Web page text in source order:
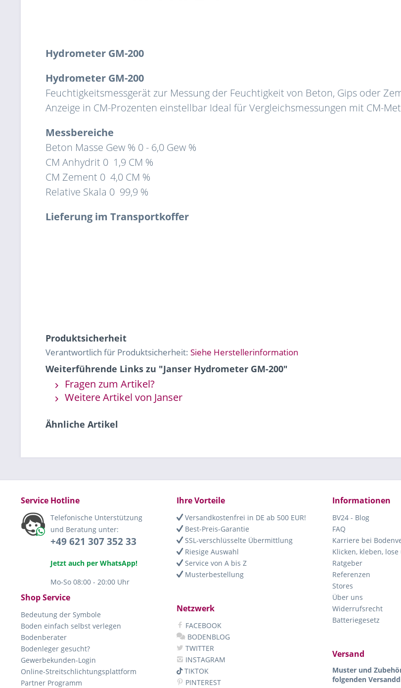
Hydrometer GM-200
Hydrometer GM-200
Feuchtigkeitsmessgerät zur Messung der Feuchtigkeit von Beton, Gips oder
Anzeige in CM-Prozenten einstellbar Ideal für Vergleichsmessungen mit CM-
Messbereiche
Beton Masse Gew % 0 - 6,0 Gew %
CM Anhydrit 0  1,9 CM %
CM Zement 0  4,0 CM %
Relative Skala 0  99,9 %
Lieferung im Transportkoffer
Produktsicherheit
Verantwortlich für Produktsicherheit: Siehe Herstellerinformation
Weiterführende Links zu "Janser Hydrometer GM-200"
Fragen zum Artikel?
Weitere Artikel von Janser
Ähnliche Artikel
Service Hotline
Telefonische Unterstützung
und Beratung unter:
+49 621 307 352 33
Jetzt auch per WhatsApp!
Mo-So 08:00 - 20:00 Uhr
Shop Service
Bedeutung der Symbole
Boden einfach selbst verlegen
Bodenberater
Bodenleger gesucht?
Gewerbekunden-Login
Online-Streitschlichtungsplattform
Partner Programm
Ihre Vorteile
Versandkostenfrei in DE ab 500 EUR!
Best-Preis-Garantie
SSL-verschlüsselte Übermittlung
Riesige Auswahl
Service von A bis Z
Musterbestellung
Netzwerk
FACEBOOK
BODENBLOG
TWITTER
INSTAGRAM
TIKTOK
PINTEREST
Informationen
BV24 - Blog
FAQ
Karriere bei
Klicken, kleben,
Ratgeber
Referenzen
Stores
Über uns
Widerrufsrecht
Batteriegesetz
Versand
Muster und
folgenden